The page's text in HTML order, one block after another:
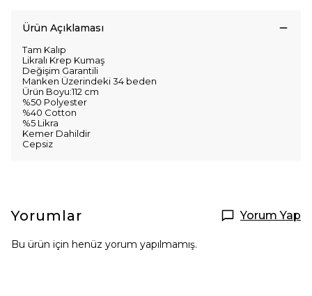
Ürün Açıklaması
Tam Kalıp
Likralı Krep Kumaş
Değişim Garantili
Manken Üzerindeki 34 beden
Ürün Boyu:112 cm
%50 Polyester
%40 Cotton
%5 Likra
Kemer Dahildir
Cepsiz
Yorumlar Yorum Yap
Bu ürün için henüz yorum yapılmamış.